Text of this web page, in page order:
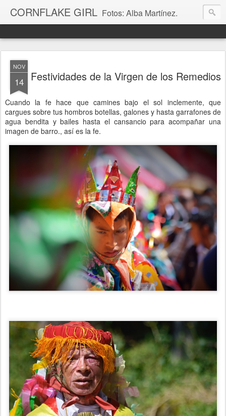
CORNFLAKE GIRL Fotos: Alba Martínez.
NOV
14 Festividades de la Virgen de los Remedios
Cuando la fe hace que camines bajo el sol inclemente, que
cargues sobre tus hombros botellas, galones y hasta garrafones de
agua bendita y bailes hasta el cansancio para acompañar una
imagen de barro., así es la fe.